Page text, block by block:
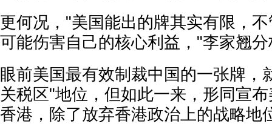
更何况，"美国能出的牌其实有限，
可能伤害自己的核心利益，"李家翘
眼前美国最有效制裁中国的一张牌，
关税区"地位，但如此一来，形同宣
香港，除了放弃香港政治上的战略地